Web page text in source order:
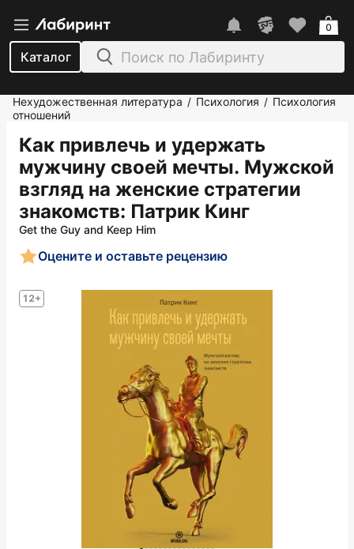
Каталог
0
Нехудожественная литература / Психология / Психология
отношений
Как привлечь и удержать
мужчину своей мечты. Мужской
взгляд на женские стратегии
знакомств: Патрик Кинг
Get the Guy and Keep Him
12+
Оцените и оставьте рецензию